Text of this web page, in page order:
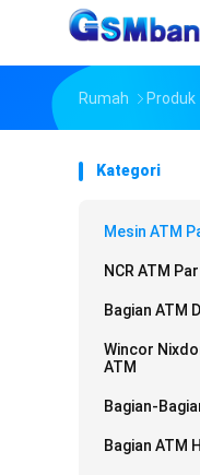
Rumah Produk
Kategori
Mesin ATM
NCR ATM
Bagian ATM
Wincor
ATM
Bagian-
Bagian ATM